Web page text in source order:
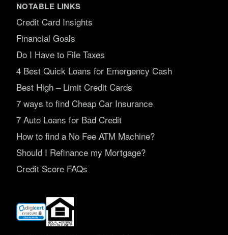
NOTABLE LINKS
Credit Card Insights
Financial Goals
Do I Have to File Taxes
4 Best Quick Loans for Emergency Cash
Best High – Limit Credit Cards
7 ways to find Cheap Car Insurance
7 Auto Loans for Bad Credit
How to find a No Fee ATM Machine?
Should I Refinance my Mortgage?
Credit Score FAQs
(opens
new